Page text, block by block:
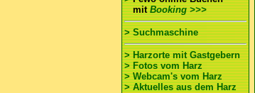
mitBooking >>>
> Suchmaschine
> Harzorte mit Gastgebern
> Fotos vom Harz
> Webcam's vom Harz
> Aktuelles aus dem Harz